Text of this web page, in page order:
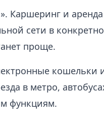
Каршеринг и аренда
сети в
проще.
кошельки
в метро,
функциям.